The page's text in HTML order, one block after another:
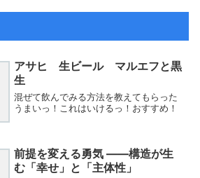
アサヒ 生ビール マルエフと黒
生
混ぜて飲んでみる方法を教えてもらった
うまいっ！これはいけるっ！おすすめ！
前提を変える勇気 ――構造が生
む「幸せ」と「主体性」